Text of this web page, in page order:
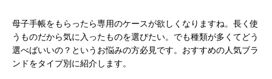
母子手帳をもらったら専用のケースが欲しくなりますね。長く使
うものだから気に入ったものを選びたい。でも種類が多くてどう
選べばいいの？というお悩みの方必見です。おすすめの人気ブラ
ンドをタイプ別に紹介します。